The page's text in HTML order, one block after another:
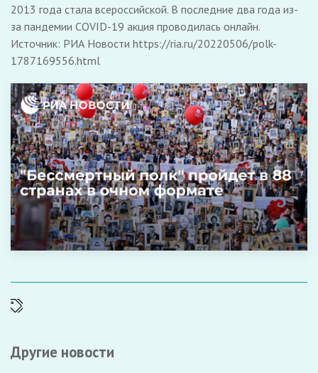
2013 года стала всероссийской. В последние два года из-
за пандемии COVID-19 акция проводилась онлайн.
Источник: РИА Новости https://ria.ru/20220506/polk-
1787169556.html
Другие новости